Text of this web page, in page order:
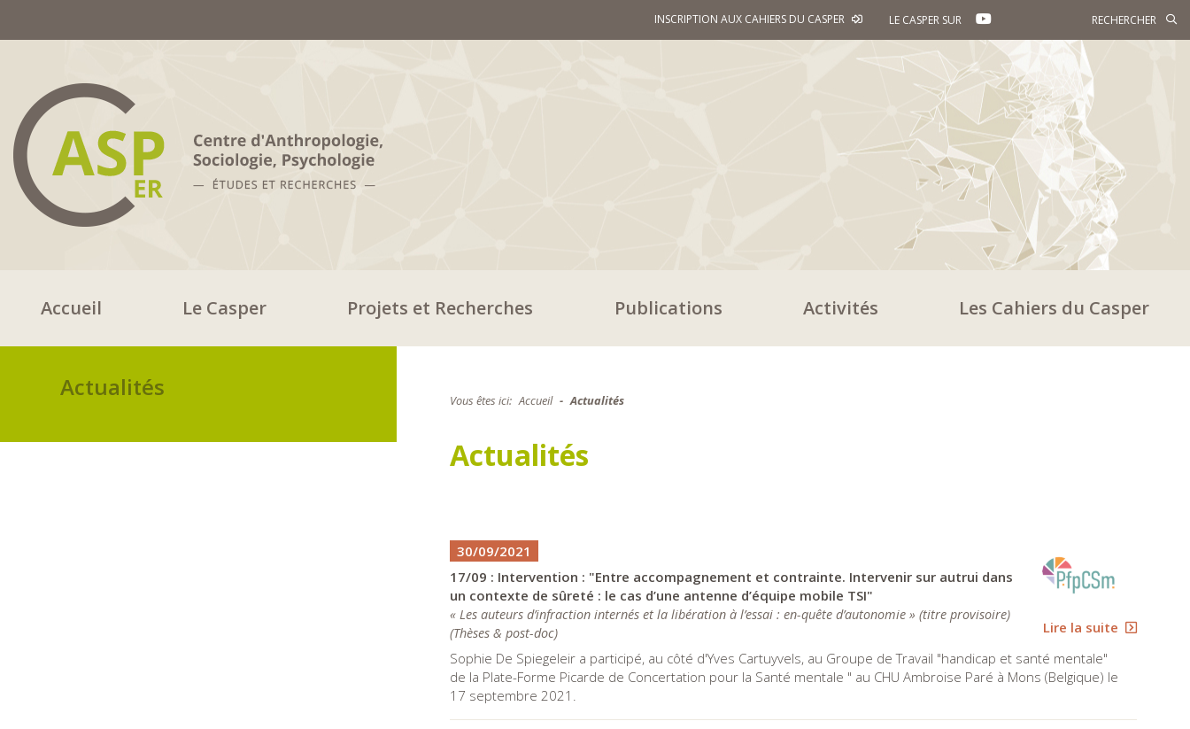
INSCRIPTION AUX CAHIERS DU CASPER LE CASPER SUR YOUTUBE
Accueil Le Casper Projets et Recherches Publications Activités Les Cahiers du Casper
Actualités Vous êtes ici: Accueil Actualités
Actualités
Lire la suite
30/09/2021
17/09 : Intervention : "Entre accompagnement et contrainte. Intervenir sur autrui dans
un contexte de sûreté : le cas d’une antenne d’équipe mobile TSI"
« Les auteurs d’infraction internés et la libération à l’essai : en-quête d’autonomie » (titre provisoire)
(Thèses & post-doc)
Sophie De Spiegeleir a participé, au côté d'Yves Cartuyvels, au Groupe de Travail "handicap et santé mentale"
de la Plate-Forme Picarde de Concertation pour la Santé mentale " au CHU Ambroise Paré à Mons (Belgique) le
17 septembre 2021.